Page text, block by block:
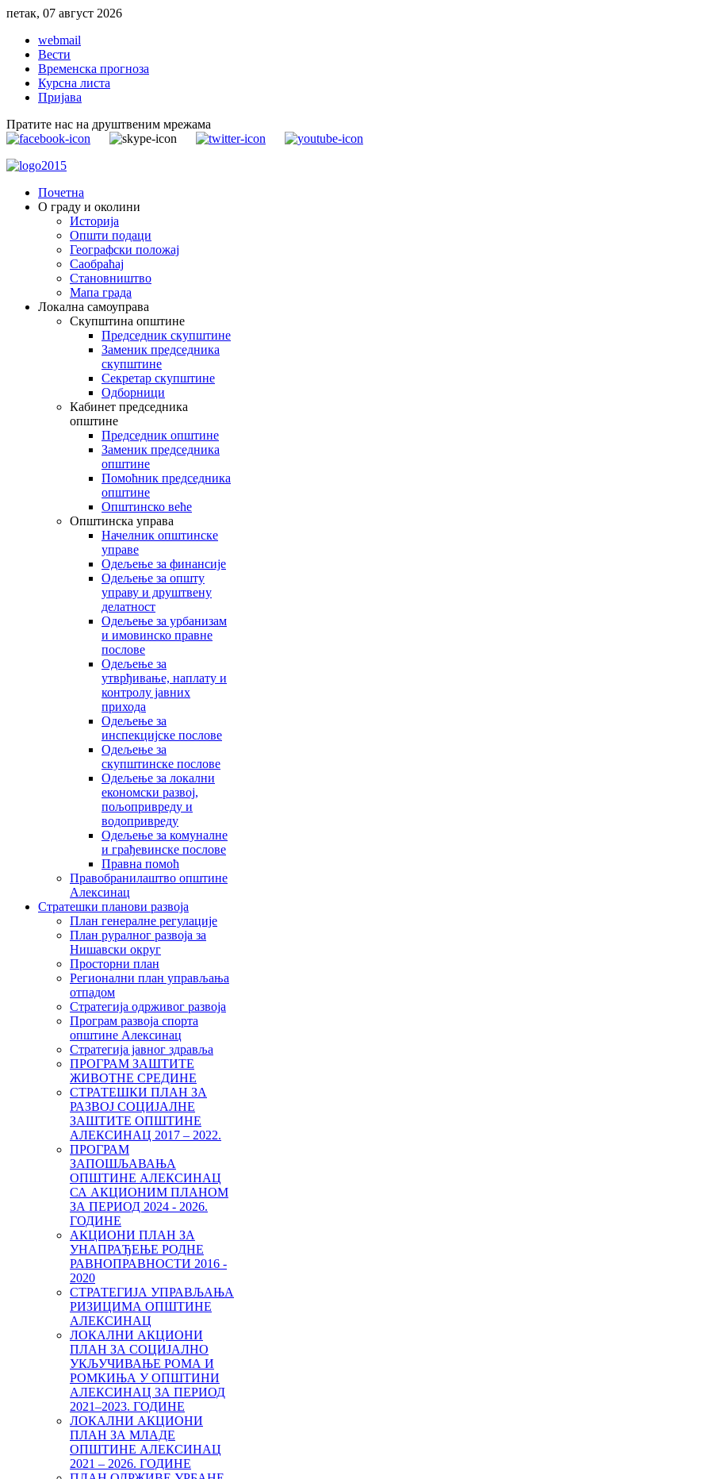
петак, 07 август 2026
webmail
Вести
Временска прогноза
Курсна листа
Пријава
Пратите нас на друштвеним мрежама
Почетна
О граду и околини
Историја
Општи подаци
Географски положај
Саобраћај
Становништво
Мапа града
Локална самоуправа
Скупштина општине
Председник скупштине
Заменик председника
скупштине
Секретар скупштине
Одборници
Кабинет председника
општине
Председник општине
Заменик председника
општине
Помоћник председника
општине
Општинско веће
Општинска управа
Начелник општинске
управе
Одељење за финансије
Одељење за општу
управу и друштвену
делатност
Одељење за урбанизам
и имовинско правне
послове
Одељење за
утврђивање, наплату и
контролу јавних
прихода
Одељење за
инспекцијске послове
Одељење за
скупштинске послове
Одељење за локални
економски развој,
пољопривреду и
водопривреду
Одељење за комуналне
и грађевинске послове
Правна помоћ
Правобранилаштво општине
Алексинац
Стратешки планови развоја
План генералне регулације
План руралног развоја за
Нишавски округ
Просторни план
Регионални план управљања
отпадом
Стратегија одрживог развоја
Програм развоја спорта
општине Алексинац
Стратегија јавног здравља
ПРОГРАМ ЗАШТИТЕ
ЖИВОТНЕ СРЕДИНЕ
СТРАТЕШКИ ПЛАН ЗА
РАЗВОЈ СОЦИЈАЛНЕ
ЗАШТИТЕ ОПШТИНЕ
АЛЕКСИНАЦ 2017 – 2022.
ПРОГРАМ
ЗАПОШЉАВАЊА
ОПШТИНЕ АЛЕКСИНАЦ
СА АКЦИОНИМ ПЛАНОМ
ЗА ПЕРИОД 2024 - 2026.
ГОДИНЕ
АКЦИОНИ ПЛАН ЗА
УНАПРАЂЕЊЕ РОДНЕ
РАВНОПРАВНОСТИ 2016 -
2020
СТРАТЕГИЈА УПРАВЉАЊА
РИЗИЦИМА ОПШТИНЕ
АЛЕКСИНАЦ
ЛОКАЛНИ АКЦИОНИ
ПЛАН ЗА СОЦИЈАЛНО
УКЉУЧИВАЊЕ РОМА И
РОМКИЊА У ОПШТИНИ
AЛЕКСИНАЦ ЗА ПЕРИОД
2021–2023. ГОДИНE
ЛОКАЛНИ АКЦИОНИ
ПЛАН ЗА МЛАДЕ
ОПШТИНЕ АЛЕКСИНАЦ
2021 – 2026. ГОДИНЕ